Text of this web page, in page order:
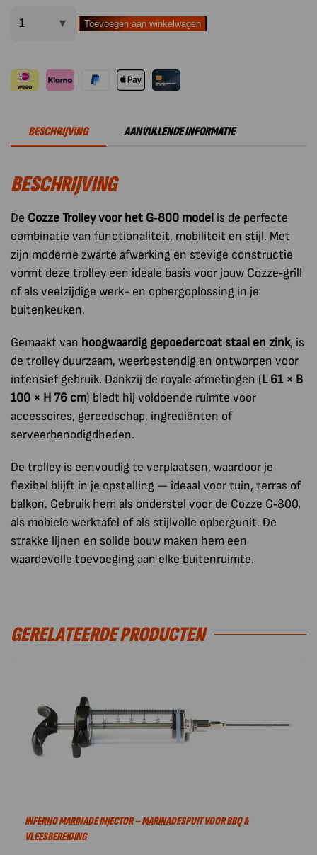
Cozze
voor
G-
model
aantal
Toevoegen aan winkelwagen
BESCHRIJVING AANVULLENDE INFORMATIE
BESCHRIJVING
De Cozze Trolley voor het G‑800 model is de perfecte
combinatie van functionaliteit, mobiliteit en stijl. Met
zijn moderne zwarte afwerking en stevige constructie
vormt deze trolley een ideale basis voor jouw Cozze‑grill
of als veelzijdige werk- en opbergoplossing in je
buitenkeuken.
Gemaakt van hoogwaardig gepoedercoat staal en zink, is
de trolley duurzaam, weerbestendig en ontworpen voor
intensief gebruik. Dankzij de royale afmetingen (L 61 × B
100 × H 76 cm) biedt hij voldoende ruimte voor
accessoires, gereedschap, ingrediënten of
serveerbenodigdheden.
De trolley is eenvoudig te verplaatsen, waardoor je
flexibel blijft in je opstelling — ideaal voor tuin, terras of
balkon. Gebruik hem als onderstel voor de Cozze G‑800,
als mobiele werktafel of als stijlvolle opbergunit. De
strakke lijnen en solide bouw maken hem een
waardevolle toevoeging aan elke buitenruimte.
GERELATEERDE PRODUCTEN
INFERNO MARINADE INJECTOR – MARINADESPUIT VOOR BBQ &
VLEESBEREIDING